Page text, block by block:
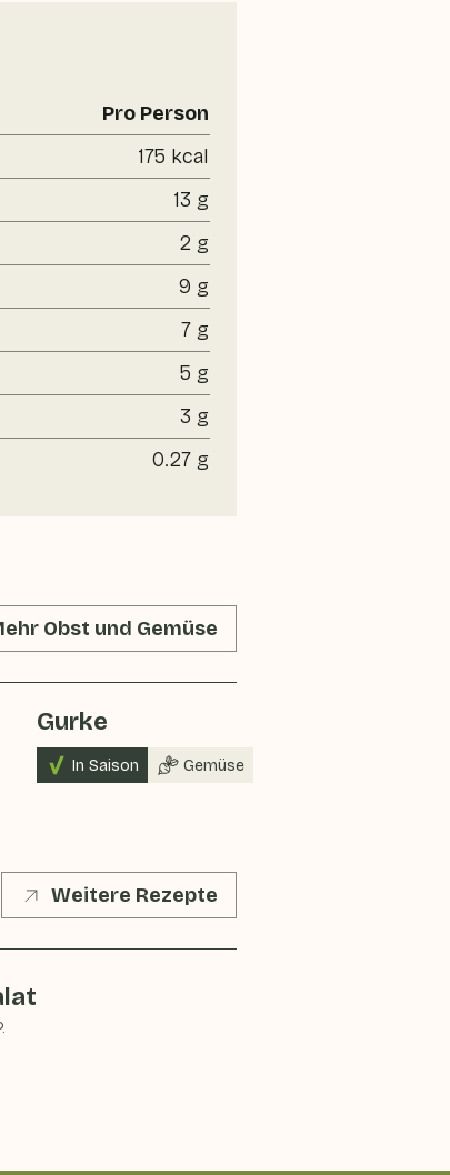
Pro Person
175 kcal
13 g
2 g
9 g
7 g
5 g
3 g
0.27 g
Obst und Gemüse
Gurke
In Saison Gemüse
Weitere Rezepte